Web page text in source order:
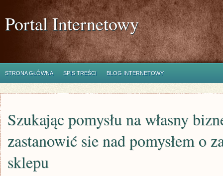
Portal Internetowy
STRONA GŁÓWNA SPIS TREŚCI BLOG INTERNETOWY
Szukając pomysłu na własny
zastanowić sie nad pomysłem o
sklepu